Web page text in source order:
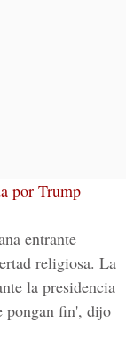
por Trump
entrante
religiosa. La
la presidencia
pongan fin', dijo